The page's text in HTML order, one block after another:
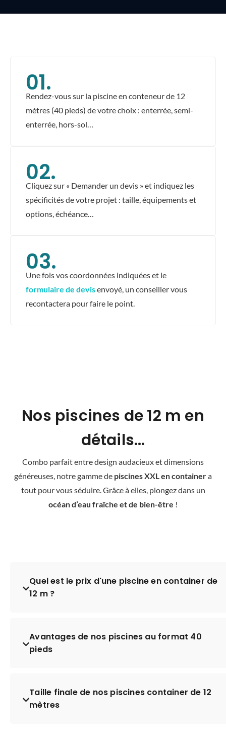
01.
Rendez-vous sur la piscine en conteneur de 12
mètres (40 pieds) de votre choix : enterrée, semi-
enterrée, hors-sol…
02.
Cliquez sur « Demander un devis » et indiquez les
spécificités de votre projet : taille, équipements et
options, échéance…
03.
Une fois vos coordonnées indiquées et le
formulaire de devisenvoyé, un conseiller vous
recontactera pour faire le point.
Nos piscines de 12 m en
détails...
Combo parfait entre design audacieux et dimensions
généreuses, notre gamme de piscines XXL en containera
tout pour vous séduire. Grâce à elles, plongez dans un
océan d’eau fraîche et de bien-être !
Quel est le prix d'une piscine en container de
12 m ?
Avantages de nos piscines au format 40
pieds
Taille finale de nos piscines container de 12
mètres